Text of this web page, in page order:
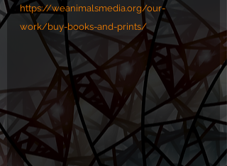
https://weanimalsmedia.org/our-
work/buy-books-and-prints/